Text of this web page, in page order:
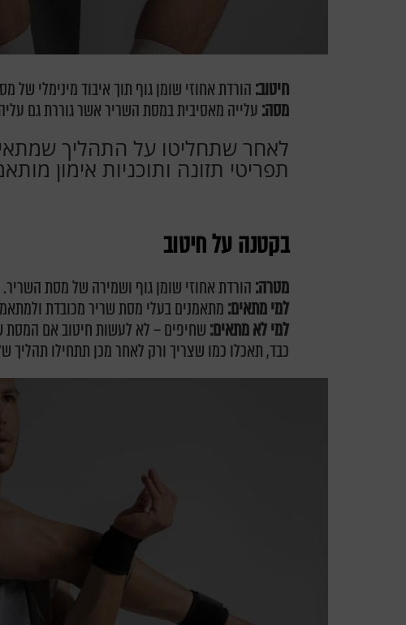
חיטוב:הורדת אחוזי שומן גוף תוך איבוד מינימלי של
מסה:עלייה מאסיבית במסת השריר אשר גוררת גם
לאחר שתחליטו על התהליך
תפריטי תזונה ותוכניות אימון
בקטנה על חיטוב
מטרה:הורדת אחוזי שומן גוף ושמירה של מסת השריר.
למי מתאים:מתאמנים בעלי מסת שריר מכובדת
למי לא מתאים:שחיפים – לא לעשות חיטוב אם המסת
כבד, תאכלו כמו שצריך ורק לאחר מכן תתחילו תהליך